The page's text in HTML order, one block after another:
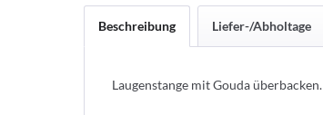
Beschreibung Liefer-/Abholtage
Laugenstange mit Gouda überbacken.